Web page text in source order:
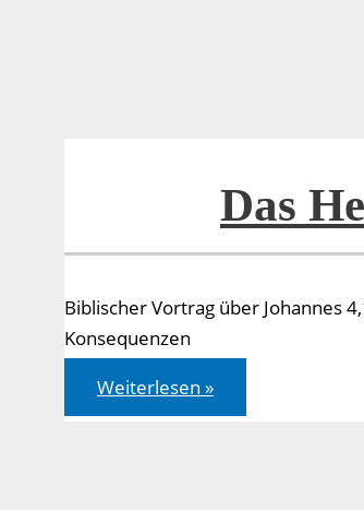
Das
Biblischer Vortrag über Johannes
Konsequenzen
Das
Heil
von
Weiterlesen »